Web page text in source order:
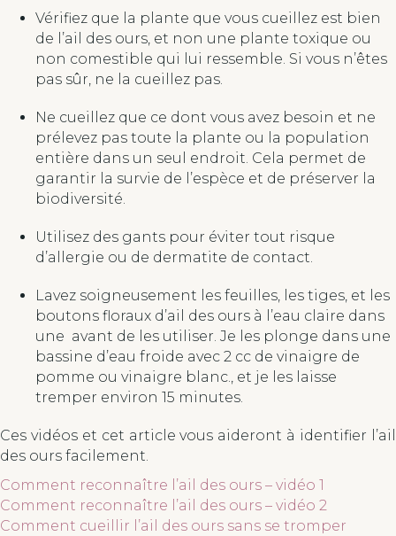
Vérifiez que la plante que vous cueillez est bien
de l’ail des ours, et non une plante toxique ou
non comestible qui lui ressemble. Si vous n’êtes
pas sûr, ne la cueillez pas.
Ne cueillez que ce dont vous avez besoin et ne
prélevez pas toute la plante ou la population
entière dans un seul endroit. Cela permet de
garantir la survie de l’espèce et de préserver la
biodiversité.
Utilisez des gants pour éviter tout risque
d’allergie ou de dermatite de contact.
Lavez soigneusement les feuilles, les tiges, et les
boutons floraux d’ail des ours à l’eau claire dans
une avant de les utiliser. Je les plonge dans une
bassine d’eau froide avec 2 cc de vinaigre de
pomme ou vinaigre blanc., et je les laisse
tremper environ 15 minutes.
Ces vidéos et cet article vous aideront à identifier l’ail
des ours facilement.
Comment reconnaître l’ail des ours – vidéo 1
Comment reconnaître l’ail des ours – vidéo 2
Comment cueillir l’ail des ours sans se tromper